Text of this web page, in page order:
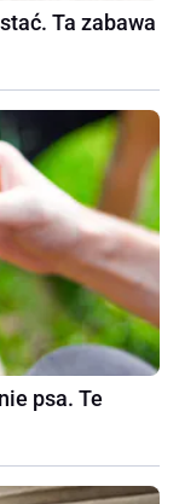
Ta zabawa
psa. Te